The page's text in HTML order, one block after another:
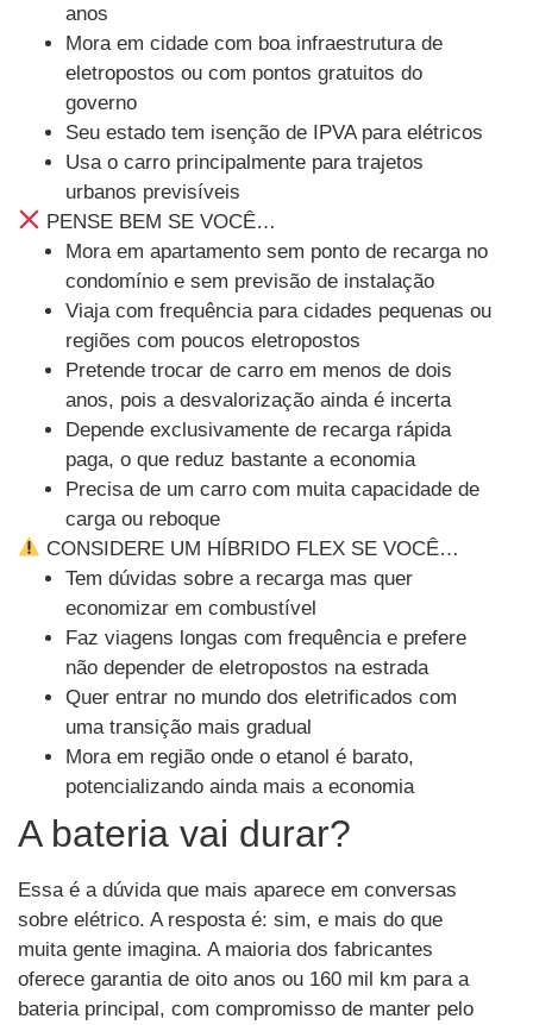
anos
Mora em cidade com boa infraestrutura de
eletropostos ou com pontos gratuitos do
governo
Seu estado tem isenção de IPVA para elétricos
Usa o carro principalmente para trajetos
urbanos previsíveis
PENSE BEM SE VOCÊ…
Mora em apartamento sem ponto de recarga no
condomínio e sem previsão de instalação
Viaja com frequência para cidades pequenas ou
regiões com poucos eletropostos
Pretende trocar de carro em menos de dois
anos, pois a desvalorização ainda é incerta
Depende exclusivamente de recarga rápida
paga, o que reduz bastante a economia
Precisa de um carro com muita capacidade de
carga ou reboque
CONSIDERE UM HÍBRIDO FLEX SE VOCÊ…
Tem dúvidas sobre a recarga mas quer
economizar em combustível
Faz viagens longas com frequência e prefere
não depender de eletropostos na estrada
Quer entrar no mundo dos eletrificados com
uma transição mais gradual
Mora em região onde o etanol é barato,
potencializando ainda mais a economia
A bateria vai durar?
Essa é a dúvida que mais aparece em conversas
sobre elétrico. A resposta é: sim, e mais do que
muita gente imagina. A maioria dos fabricantes
oferece garantia de oito anos ou 160 mil km para a
bateria principal, com compromisso de manter pelo